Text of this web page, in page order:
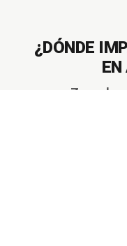
¿DÓNDE
Zona de